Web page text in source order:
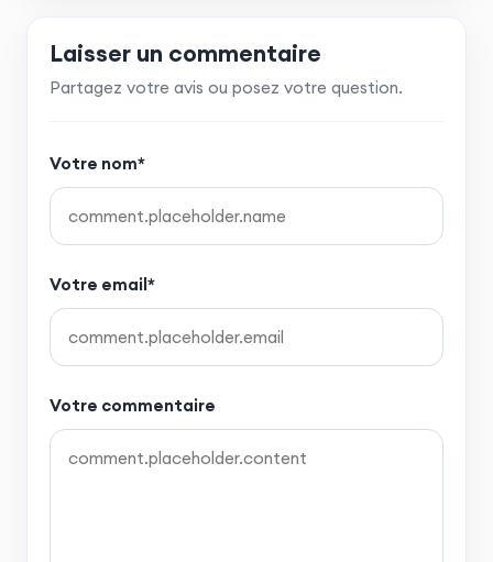
Laisser un commentaire
Partagez votre avis ou posez votre question.
Votre nom*
Votre email*
Votre commentaire